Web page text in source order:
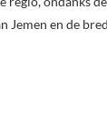
Jemen en de